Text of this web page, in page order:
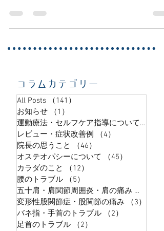
る考え方 ①「身体はすべて繋がっている」 不調
原因は 「痛みを感じる場所」だけに あるとは限
状の早期改善につながっていきます ②「病院の検
ントゲン・ＭＲＩ・エコー検査では「異常無し」
の硬さ ☑全身の筋膜の緊張 ☑内臓・神経系の
調 こういった問題はこそ 直接、身体に手で触れ
ことで判別することが出来ます 検査機器では見つ
けだしにくい問題を見つけ出すことができます
③「身体の中の自然治癒力を用いて症状の改善を
目指します」 自然治癒力を言い換えるならば 「
っているだけで次の日楽な身体が手に入る」 とい
うことです 施術直後の瞬間的な症状の変化だけで
はなく 施術が終わってからも、身体
コラムカテゴリー
All Posts （141）
お知らせ
（1）
運動療法・セルフケア指導について（9）
レビュー・症状改善例
（4）
院長の思うこと
（46）
オステオパシーについて
（45）
カラダのこと
（12）
腰のトラブル
（5）
五十肩・肩関節周囲炎・肩の痛み （5）
変形性股関節症・股関節の痛み
（3）
バネ指・手首のトラブル
（2）
足首のトラブル
（2）